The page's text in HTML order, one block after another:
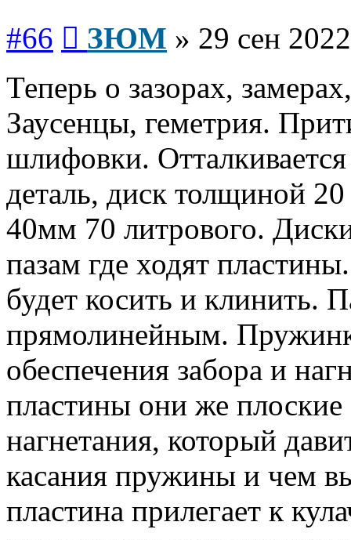
#66 ЗЮМ » 29 сен
Теперь о зазорах,
Заусенцы, геметрия.
шлифовки.
деталь, диск толщиной
40мм 70 литрового.
пазам где ходят
будет косить и клинить.
прямолинейным.
обеспечения забора и
пластины они же
нагнетания, который
касания пружины и чем
пластина прилегает к